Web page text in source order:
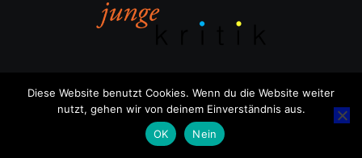
Copyright © All rights reserved |Blogusvon
Themeansar
Diese Website benutzt Cookies. Wenn du die Website weiter
nutzt, gehen wir von deinem Einverständnis aus.
OK
Nein